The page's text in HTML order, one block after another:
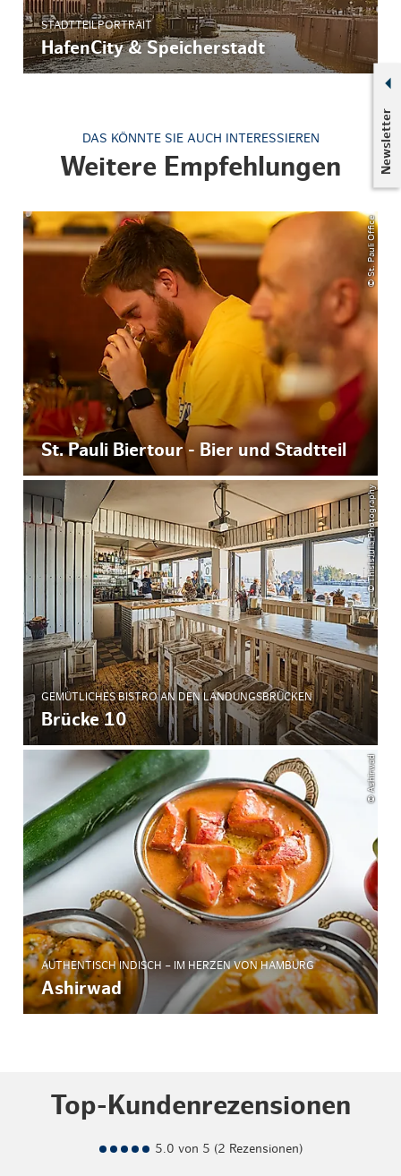
Newsletter
STADTTEILPORTRAIT
HafenCity & Speicherstadt
DAS KÖNNTE SIE AUCH INTERESSIEREN
Weitere Empfehlungen
© St. Pauli Office
St. Pauli Biertour - Bier und Stadtteil
© ThisIsJulia Photography
GEMÜTLICHES BISTRO AN DEN LANDUNGSBRÜCKEN
Brücke 10
© Ashirwad
AUTHENTISCH INDISCH – IM HERZEN VON HAMBURG
Ashirwad
Top-Kundenrezensionen
5.0 von 5 (2 Rezensionen)